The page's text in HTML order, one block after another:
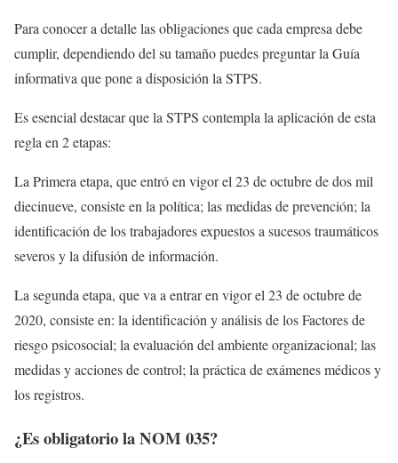
Para conocer a detalle las obligaciones que cada empresa debe
cumplir, dependiendo del su tamaño puedes preguntar la Guía
informativa que pone a disposición la STPS.
Es esencial destacar que la STPS contempla la aplicación de esta
regla en 2 etapas:
La Primera etapa, que entró en vigor el 23 de octubre de dos mil
diecinueve, consiste en la política; las medidas de prevención; la
identificación de los trabajadores expuestos a sucesos traumáticos
severos y la difusión de información.
La segunda etapa, que va a entrar en vigor el 23 de octubre de
2020, consiste en: la identificación y análisis de los Factores de
riesgo psicosocial; la evaluación del ambiente organizacional; las
medidas y acciones de control; la práctica de exámenes médicos y
los registros.
¿Es obligatorio la NOM 035?